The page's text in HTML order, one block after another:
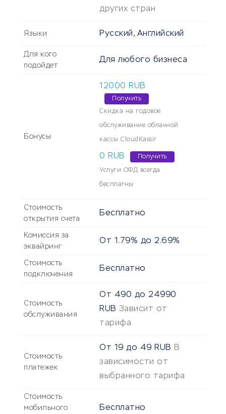
других стран
Языки Русский, Английский
Для кого
подойдет
Для любого бизнеса
Бонусы
12000 RUB
Получить
Скидка на годовое
обслуживание облачной
кассы CloudKassir
0 RUB Получить
Услуги ОФД всегда
бесплатны
Стоимость
открытия счета
Бесплатно
Комиссия за
эквайринг
От 1.79% до 2.69%
Стоимость
подключения
Бесплатно
Стоимость
обслуживания
От 490 до 24990
RUB Зависит от
тарифа
Стоимость
платежек
От 19 до 49 RUB В
зависимости от
выбранного тарифа
Стоимость
мобильного
Бесплатно